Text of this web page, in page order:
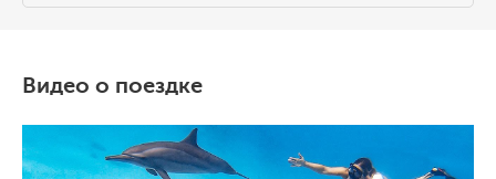
обмениваемся фотографиями, песенный
вечер под звездами.
мы покидаем нашу шикарную яхту. Во
второй половине дня дня выезжаем в
Видео о поездке